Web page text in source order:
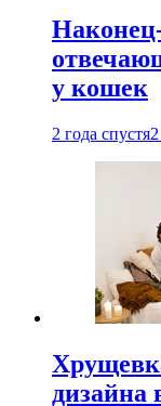
у кошек
2 года спустя
дизайна